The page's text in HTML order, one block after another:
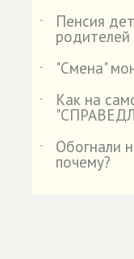
˙
Пенсия
родителей
˙
"Смена"
˙
Как на
˙
Обогнали
почему?